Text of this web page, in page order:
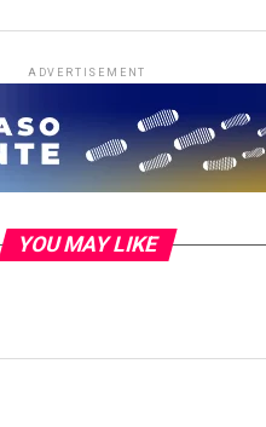
ADVERTISEMENT
YOU MAY LIKE